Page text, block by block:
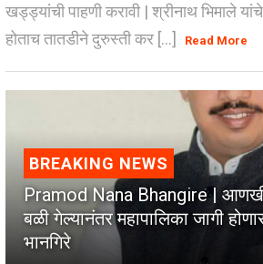
खड्ड्यांची पाहणी करावी | श्रीनाथ भिमाले
होताच तातडीने दुरुस्ती कर [...]
Read More
BREAKING NEWS
Pramod Nana Bhangire |
बळी गेल्यानंतर महापालिका जागी
भानगिरे